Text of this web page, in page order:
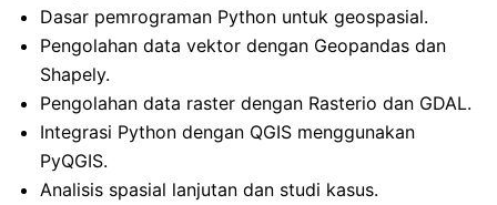
Dasar pemrograman Python untuk geospasial.
Pengolahan data vektor dengan Geopandas dan
Shapely.
Pengolahan data raster dengan Rasterio dan GDAL.
Integrasi Python dengan QGIS menggunakan
PyQGIS.
Analisis spasial lanjutan dan studi kasus.